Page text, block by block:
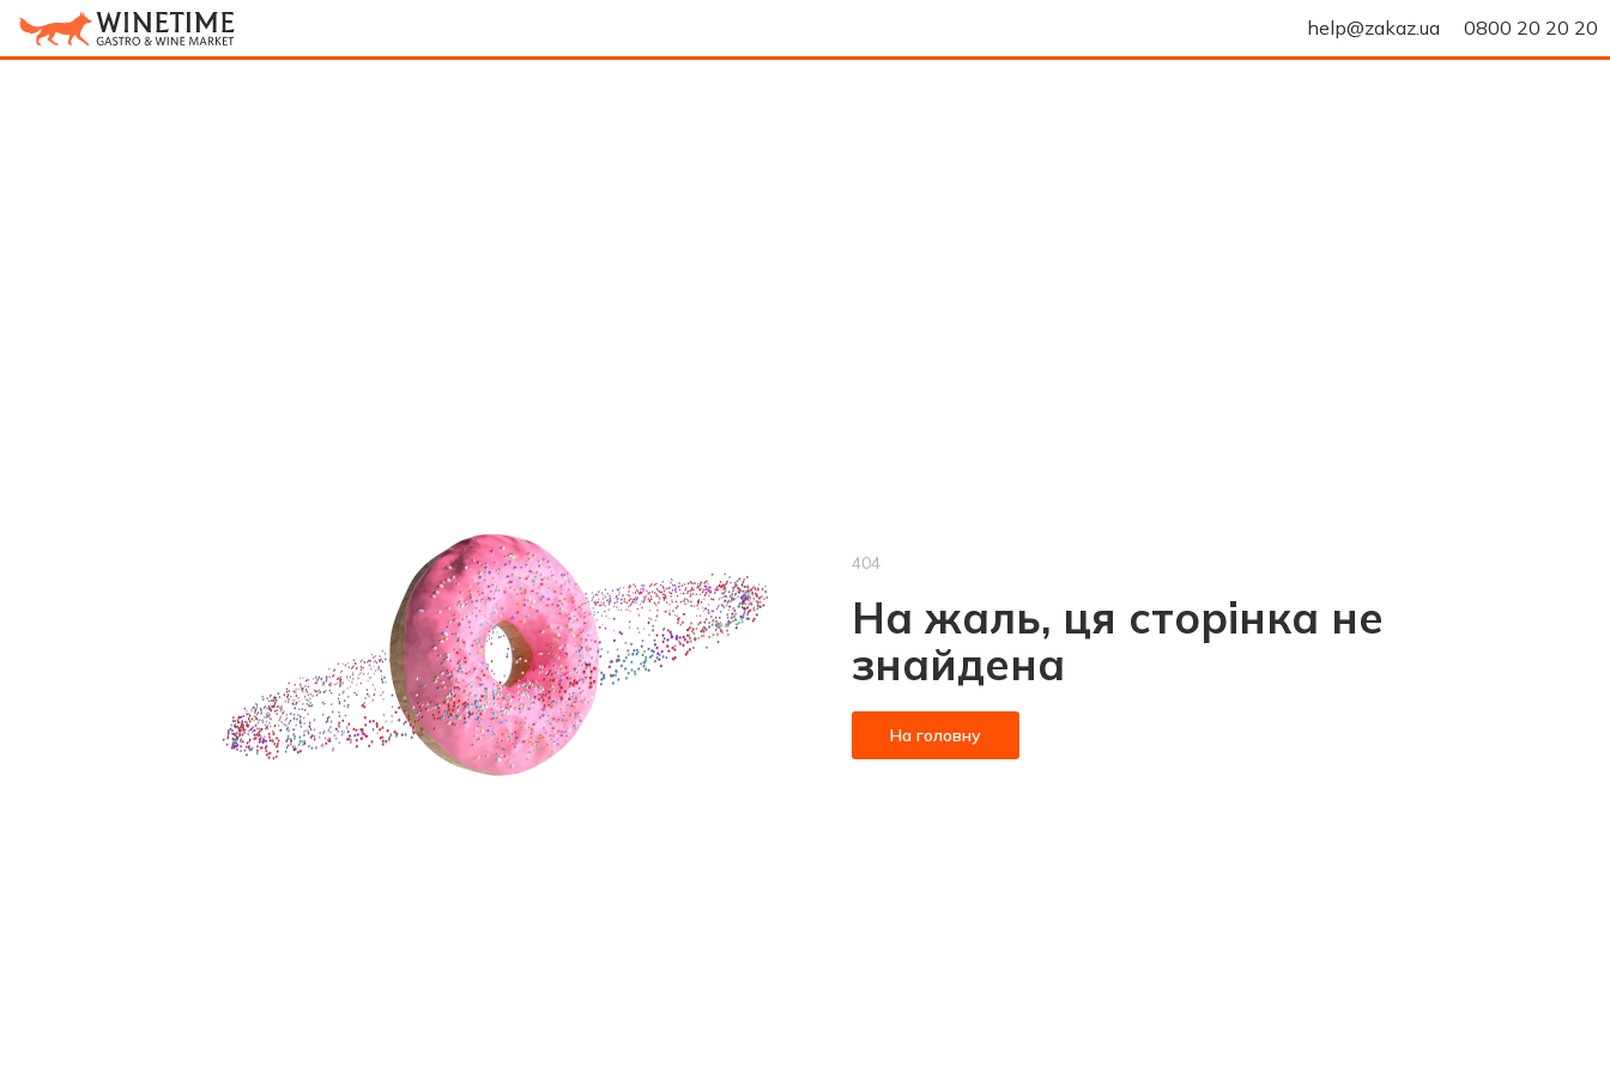
help@zakaz.ua 0800 20 20 20
404
На жаль, ця сторінка не
знайдена
На головну